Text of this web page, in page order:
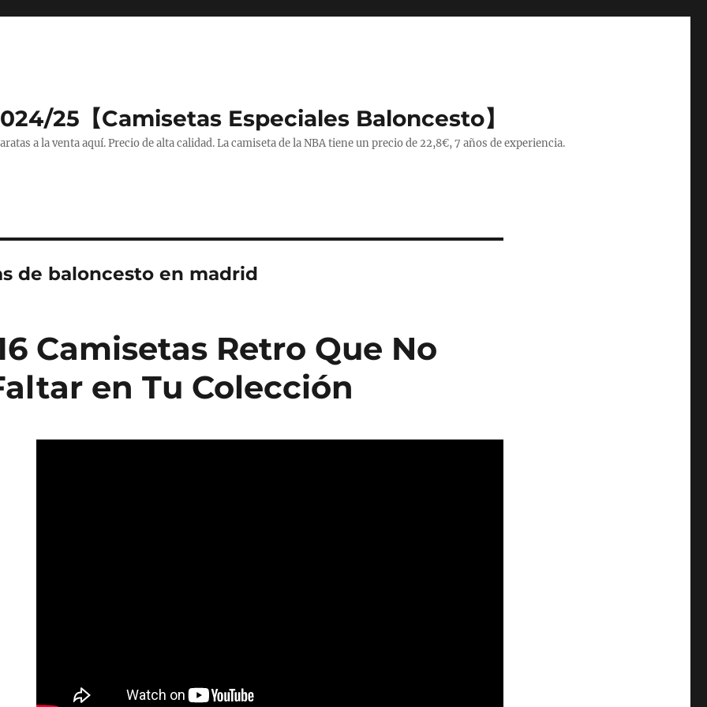
25【Camisetas Especiales Baloncesto】
a la venta aquí. Precio de alta calidad. La camiseta de la NBA tiene un precio de 22,8€, 7 años de experiencia.
de baloncesto en madrid
Camisetas Retro Que No
en Tu Colección